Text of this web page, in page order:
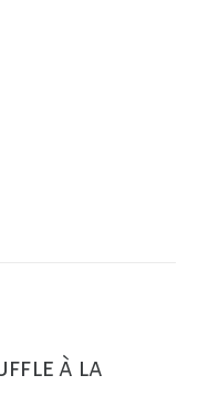
à la